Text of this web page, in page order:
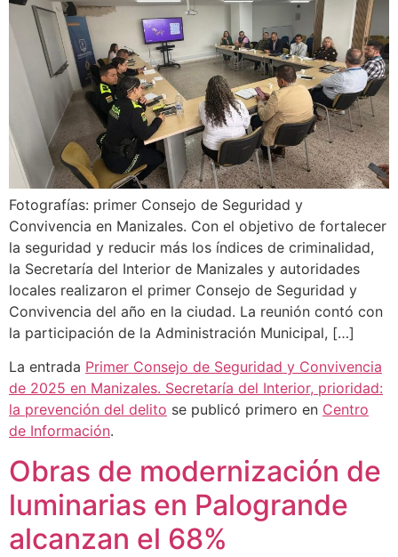
Fotografías: primer Consejo de Seguridad y
Convivencia en Manizales. Con el objetivo de fortalecer
la seguridad y reducir más los índices de criminalidad,
la Secretaría del Interior de Manizales y autoridades
locales realizaron el primer Consejo de Seguridad y
Convivencia del año en la ciudad. La reunión contó con
la participación de la Administración Municipal, […]
La entrada Primer Consejo de Seguridad y Convivencia
de 2025 en Manizales. Secretaría del Interior, prioridad:
la prevención del delito se publicó primero en Centro
de Información.
Obras de modernización de
luminarias en Palogrande
alcanzan el 68%